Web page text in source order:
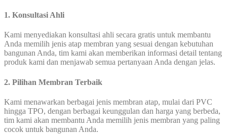
1. Konsultasi Ahli
Kami menyediakan konsultasi ahli secara gratis untuk membantu
Anda memilih jenis atap membran yang sesuai dengan kebutuhan
bangunan Anda, tim kami akan memberikan informasi detail tentang
produk kami dan menjawab semua pertanyaan Anda dengan jelas.
2. Pilihan Membran Terbaik
Kami menawarkan berbagai jenis membran atap, mulai dari PVC
hingga TPO, dengan berbagai keunggulan dan harga yang berbeda,
tim kami akan membantu Anda memilih jenis membran yang paling
cocok untuk bangunan Anda.